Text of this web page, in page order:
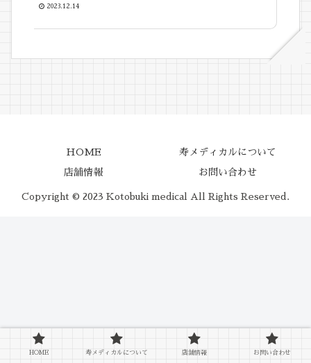
2023.12.14
HOME 寿メディカルについて
店舗情報 お問い合わせ
Copyright © 2023 Kotobuki medical All Rights Reserved.
HOME 寿メディカルについて 店舗情報 お問い合わせ